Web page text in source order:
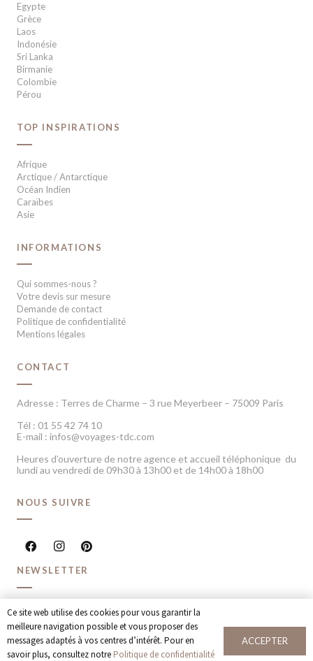
Egypte
Grèce
Laos
Indonésie
Sri Lanka
Birmanie
Colombie
Pérou
TOP INSPIRATIONS
Afrique
Arctique / Antarctique
Océan Indien
Caraïbes
Asie
INFORMATIONS
Qui sommes-nous ?
Votre devis sur mesure
Demande de contact
Politique de confidentialité
Mentions légales
CONTACT
Adresse : Terres de Charme – 3 rue Meyerbeer – 75009 Paris
Tél : 01 55 42 74 10
E-mail : infos@voyages-tdc.com
Heures d’ouverture de notre agence et accueil téléphonique du
lundi au vendredi de 09h30 à 13h00 et de 14h00 à 18h00
NOUS SUIVRE
NEWSLETTER
Recevoir chaque mois nos dernières inspirations voyage et
offres spéciales
JE M’INSCRIS
Ce site web utilise des cookies pour vous garantir la
meilleure navigation possible et vous proposer des
messages adaptés à vos centres d’intérêt. Pour en
savoir plus, consultez notre Politique de confidentialité
ACCEPTER